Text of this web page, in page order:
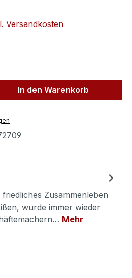
Versandkosten
Gib den
In den Warenkorb
Zusammenleben
wurde immer wieder
Mehr